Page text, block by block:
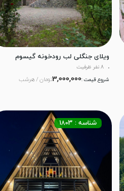
ویلای جنگلی لب رودخونه گیسوم
8 نفر ظرفیت
شروع قیمت :3,000,000تومان / هرشب
شناسه : 1803